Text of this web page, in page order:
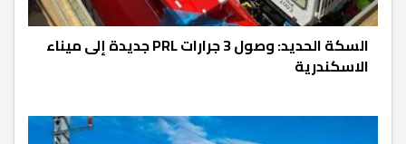
السكة الحديد: وصول 3 جرارات PRL جديدة إلى ميناء
الاسكندرية